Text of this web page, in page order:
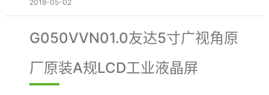
2018-05-02
G050VVN01.0友达5寸广视角原
厂原装A规LCD工业液晶屏